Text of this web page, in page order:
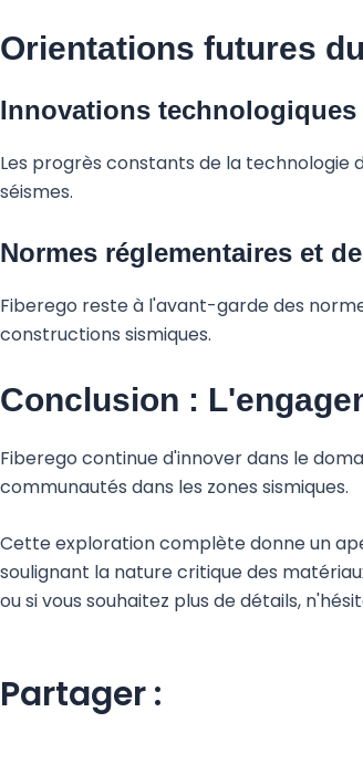
Orientations futures
Innovations technologiques
Les progrès constants de la
séismes.
Normes réglementaires et
Fiberego reste à l'avant-garde des
constructions sismiques.
Conclusion :
Fiberego continue d'innover dans le
communautés dans les zones sismiques.
Cette exploration complète donne un
soulignant la nature critique des
ou si vous souhaitez plus de détails,
Partager :